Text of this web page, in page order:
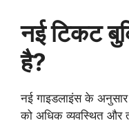
नई टिकट
है?
नई गाइडलाइंस के
को अधिक व्यवस्थित और